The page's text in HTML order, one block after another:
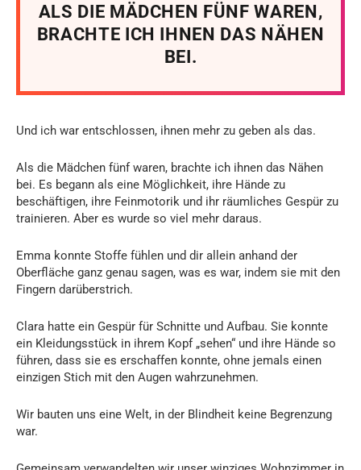
ALS DIE MÄDCHEN FÜNF WAREN,
BRACHTE ICH IHNEN DAS NÄHEN
BEI.
Und ich war entschlossen, ihnen mehr zu geben als das.
Als die Mädchen fünf waren, brachte ich ihnen das Nähen
bei. Es begann als eine Möglichkeit, ihre Hände zu
beschäftigen, ihre Feinmotorik und ihr räumliches Gespür zu
trainieren. Aber es wurde so viel mehr daraus.
Emma konnte Stoffe fühlen und dir allein anhand der
Oberfläche ganz genau sagen, was es war, indem sie mit den
Fingern darüberstrich.
Clara hatte ein Gespür für Schnitte und Aufbau. Sie konnte
ein Kleidungsstück in ihrem Kopf „sehen“ und ihre Hände so
führen, dass sie es erschaffen konnte, ohne jemals einen
einzigen Stich mit den Augen wahrzunehmen.
Wir bauten uns eine Welt, in der Blindheit keine Begrenzung
war.